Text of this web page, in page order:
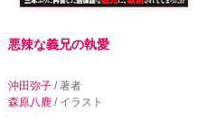
悪辣な義兄の執愛
沖田弥子 / 著者
森原八鹿 / イラスト